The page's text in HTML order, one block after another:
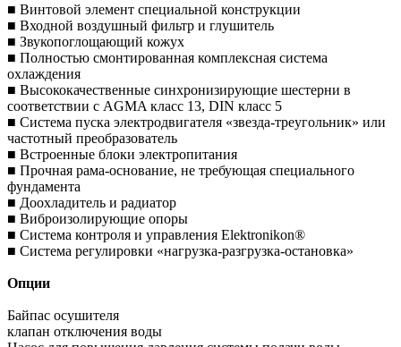
■ Винтовой элемент специальной конструкции
■ Входной воздушный фильтр и глушитель
■ Звукопоглощающий кожух
■ Полностью смонтированная комплексная система
охлаждения
■ Высококачественные синхронизирующие шестерни в
соответствии с AGMA класс 13, DIN класс 5
■ Система пуска электродвигателя «звезда-треугольник» или
частотный преобразователь
■ Встроенные блоки электропитания
■ Прочная рама-основание, не требующая специального
фундамента
■ Доохладитель и радиатор
■ Виброизолирующие опоры
■ Система контроля и управления Elektronikon®
■ Система регулировки «нагрузка-разгрузка-остановка»
Опции
Байпас осушителя
клапан отключения воды